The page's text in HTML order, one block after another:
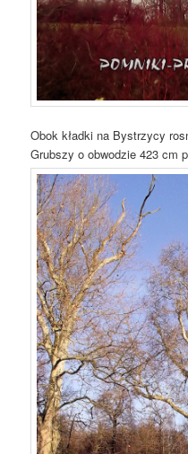
Obok kładki na Bystrzycy
Grubszy o obwodzie 423 cm